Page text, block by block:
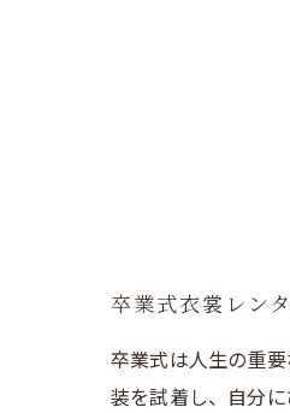
卒業式衣裳レン
卒業式は人生の重
装を試着し、自分